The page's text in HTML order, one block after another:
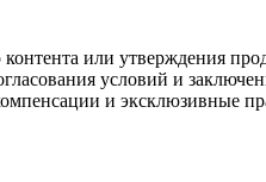
или утверждения
условий и
и эксклюзивные